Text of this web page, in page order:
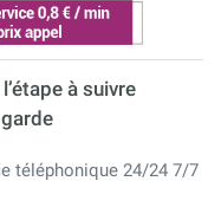
à suivre
téléphonique 24/24 7/7